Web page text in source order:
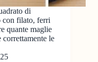
di
con filato, ferri
quante maglie
le